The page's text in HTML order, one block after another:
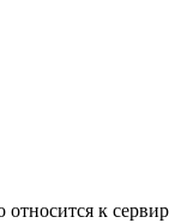
относится к